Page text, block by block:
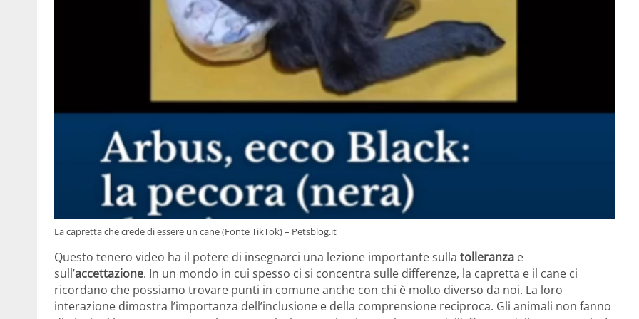
La capretta che crede di essere un cane (Fonte TikTok) – Petsblog.it
Questo tenero video ha il potere di insegnarci una lezione importante sulla tolleranza e
sull’accettazione. In un mondo in cui spesso ci si concentra sulle differenze, la capretta e il cane ci
ricordano che possiamo trovare punti in comune anche con chi è molto diverso da noi. La loro
interazione dimostra l’importanza dell’inclusione e della comprensione reciproca. Gli animali non fanno